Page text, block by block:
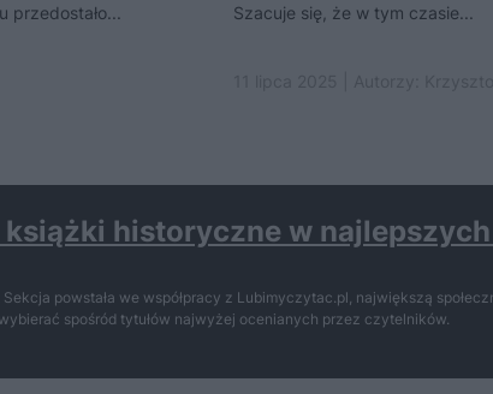
przedostało...
Szacuje się, że w tym czasie...
historyczne w
powstała we współpracy z Lubimyczytac.pl, największą
wybierać spośród tytułów najwyżej ocenianych przez czytelników.